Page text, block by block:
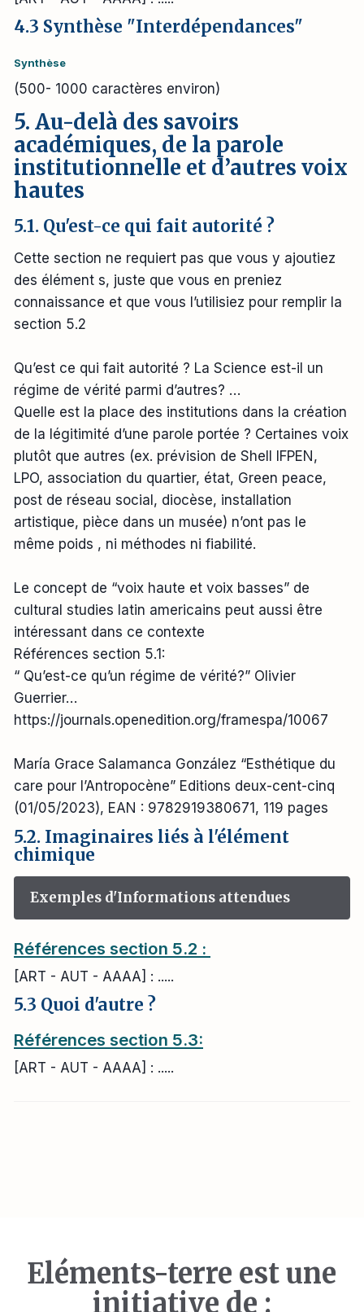
4.3 Synthèse "Interdépendances"
Synthèse
(500- 1000 caractères environ)
5. Au-delà des savoirs
académiques, de la parole
institutionnelle et d’autres voix
hautes
5.1. Qu'est-ce qui fait autorité ?
Cette section ne requiert pas que vous y ajoutiez
des élément s, juste que vous en preniez
connaissance et que vous l’utilisiez pour remplir la
section 5.2
Qu’est ce qui fait autorité ? La Science est-il un
régime de vérité parmi d’autres? …
Quelle est la place des institutions dans la création
de la légitimité d’une parole portée ? Certaines voix
plutôt que autres (ex. prévision de Shell IFPEN,
LPO, association du quartier, état, Green peace,
post de réseau social, diocèse, installation
artistique, pièce dans un musée) n’ont pas le
même poids , ni méthodes ni fiabilité.
Le concept de “voix haute et voix basses” de
cultural studies latin americains peut aussi être
intéressant dans ce contexte
Références section 5.1:
“ Qu’est-ce qu’un régime de vérité?” Olivier
Guerrier…
https://journals.openedition.org/framespa/10067
María Grace Salamanca González “Esthétique du
care pour l’Antropocène” Editions deux-cent-cinq
(01/05/2023), EAN : 9782919380671, 119 pages
5.2. Imaginaires liés à l'élément
chimique
Exemples d'Informations attendues
Références section 5.2 :
[ART - AUT - AAAA] : .....
5.3 Quoi d'autre ?
Références section 5.3:
[ART - AUT - AAAA] : .....
Eléments-terre est une
initiative de :